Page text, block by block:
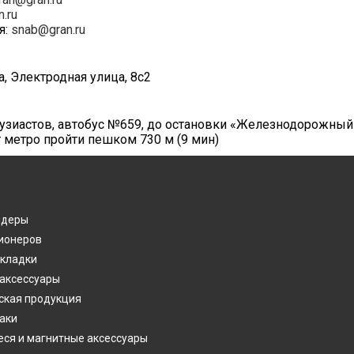
snab@gran.ru
Электродная улица, 8с2
автобус №659, до остановки «Железнодорожный
метро пройти пешком 730 м (9 мин)
продукция
и магнитные аксессуары